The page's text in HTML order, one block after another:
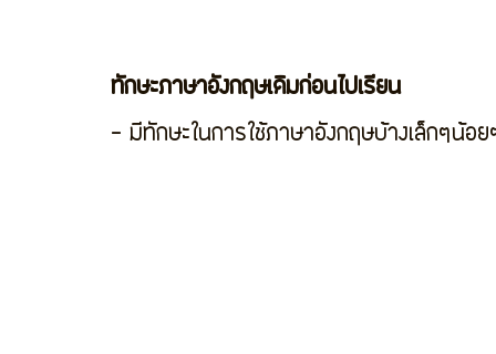
ทักษะภาษาอังกฤษเดิมก่อนไปเรียน
- มีทักษะในการใช้ภาษาอังกฤษบ้างเล็กๆน้อ